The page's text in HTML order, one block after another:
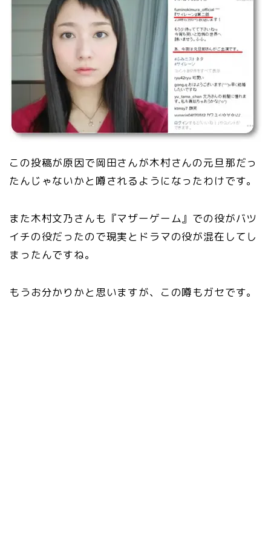
この投稿が原因で岡田さんが木村さんの元旦那だっ
たんじゃないかと噂されるようになったわけです。
また木村文乃さんも『マザーゲーム』での役がバツ
イチの役だったので現実とドラマの役が混在してし
まったんですね。
もうお分かりかと思いますが、この噂もガセです。